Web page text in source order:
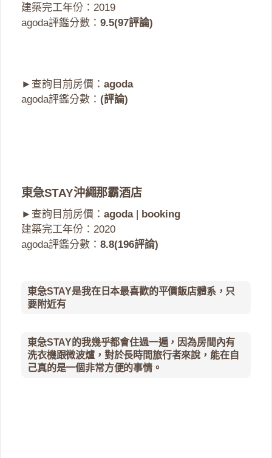
建築完工年份：2019
agoda評鑑分數： 9.5(97評論)
►查詢目前房價： agoda
agoda評鑑分數： (評論)
東急STAY沖繩那霸酒店
►查詢目前房價： agoda|
booking
建築完工年份：2020
agoda評鑑分數： 8.8(196評論)
東急STAY是我在日本最喜歡的平價飯店體系，只
要附近有
東急STAY的我幾乎都會住過一遍，因為房間內有
洗衣機跟微波爐，對於長時間旅行者來說，能在自
己真的是一個非常方便的事情。